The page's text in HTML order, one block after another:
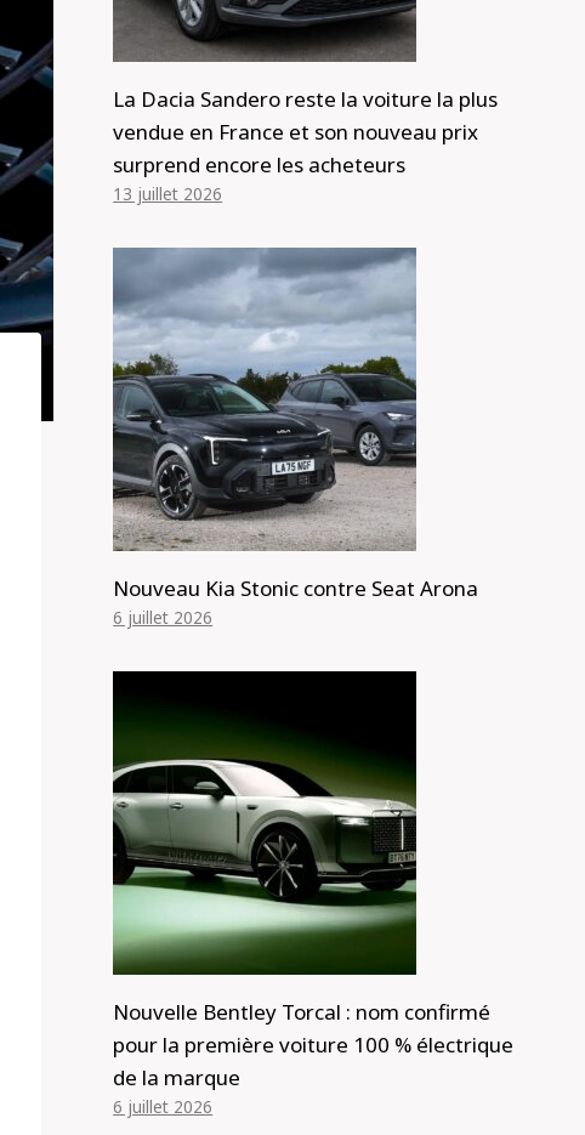
La Dacia Sandero reste la voiture la plus
vendue en France et son nouveau prix
surprend encore les acheteurs
13 juillet 2026
Nouveau Kia Stonic contre Seat Arona
6 juillet 2026
Nouvelle Bentley Torcal : nom confirmé
pour la première voiture 100 % électrique
de la marque
6 juillet 2026